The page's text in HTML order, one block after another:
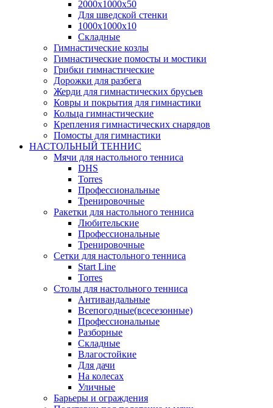
2000х1000х50
Для шведской стенки
1000х1000х10
Складные
Гимнастические козлы
Гимнастические помосты и мостики
Грибки гимнастические
Дорожки для разбега
Жерди для гимнастических брусьев
Ковры и покрытия для гимнастики
Кольца гимнастические
Крепления гимнастических снарядов
Помосты для гимнастики
НАСТОЛЬНЫЙ ТЕННИС
Мячи для настольного тенниса
DHS
Torres
Профессиональные
Тренировочные
Ракетки для настольного тенниса
Любительские
Профессиональные
Тренировочные
Сетки для настольного тенниса
Start Line
Torres
Столы для настольного тенниса
Антивандальные
Всепогодные(всесезонные)
Профессиональные
Разборные
Складные
Влагостойкие
Для дачи
На колесах
Уличные
Барьеры и ограждения